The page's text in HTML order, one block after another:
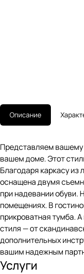
Описание
Представляем вашему
вашем доме. Этот
Благодаря каркасу
оснащена двумя
при надевании обуви.
помещениях. В
прикроватная тумба.
стиля — от
дополнительных
вашим надежным
Услуги